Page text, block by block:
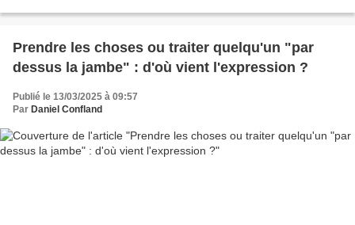
Prendre les choses ou traiter quelqu'un "par
dessus la jambe" : d'où vient l'expression ?
Publié le 13/03/2025 à 09:57
Par Daniel Confland